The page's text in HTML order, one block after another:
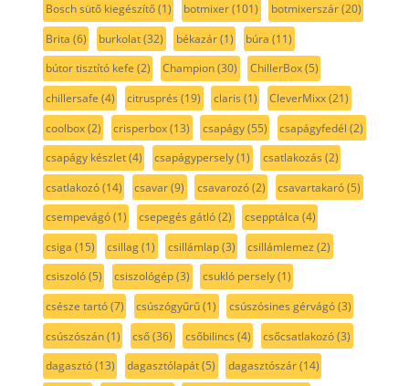
Bosch sütő kiegészítő(1) botmixer(101) botmixerszár(20)
Brita (6) burkolat(32) békazár(1) búra (11)
bútor tisztító kefe (2) Champion(30) ChillerBox(5)
chillersafe (4) citrusprés (19) claris (1) CleverMixx(21)
coolbox(2) crisperbox(13) csapágy(55) csapágyfedél (2)
csapágy készlet(4) csapágypersely(1) csatlakozás (2)
csatlakozó(14) csavar(9) csavarozó(2) csavartakaró(5)
csempevágó(1) csepegés gátló(2) csepptálca (4)
csiga (15) csillag(1) csillámlap(3) csillámlemez (2)
csiszoló(5) csiszológép(3) csukló persely(1)
csésze tartó(7) csúszógyűrű(1) csúszósines gérvágó(3)
csúszószán(1) cső(36) csőbilincs (4) csőcsatlakozó(3)
dagasztó(13) dagasztólapát(5) dagasztószár(14)